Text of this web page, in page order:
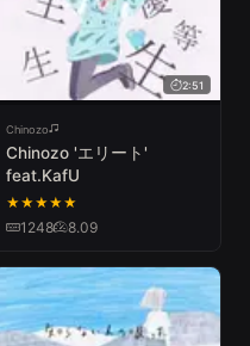
2:51
Chinozo
Chinozo 'エリート'
feat.KafU
★★★★★
1248 8.09